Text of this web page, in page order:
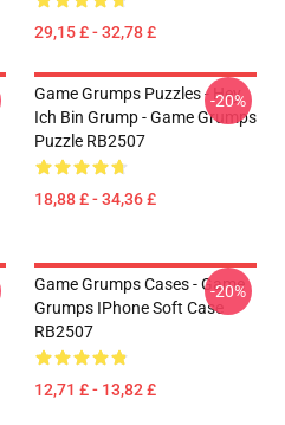
29,15 £ - 32,78 £
Game Grumps Puzzles - Hey
Ich Bin Grump - Game Grumps
Puzzle RB2507
18,88 £ - 34,36 £
-20%
Game Grumps Cases - Game
Grumps IPhone Soft Case
RB2507
12,71 £ - 13,82 £
-20%